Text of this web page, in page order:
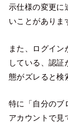
示仕様の変更に
いことがありま
また、ログイ
している、認
態がズレると検
特に「自分のブ
アカウントで見